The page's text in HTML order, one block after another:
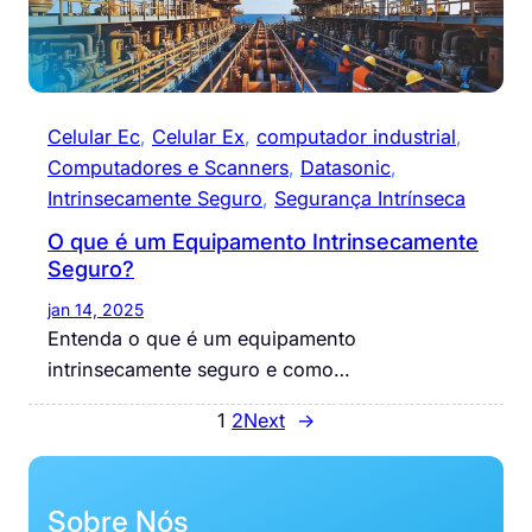
Celular Ec, Celular Ex, computador industrial
Computadores e Scanners, Datasonic
Intrinsecamente Seguro, Segurança Intrínseca
O que é um Equipamento Intrinsecamente
Seguro?
jan 14, 2025
Entenda o que é um equipamento
intrinsecamente seguro e como…
1 2Next →
Sobre Nós